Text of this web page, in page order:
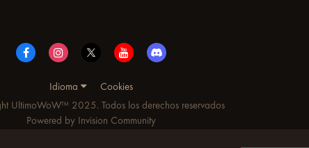
Idioma
Cookies
UltimoWoW™ 2025. Todos los derechos reservados
Powered by Invision Community